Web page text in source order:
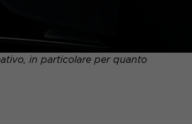
in particolare per quanto